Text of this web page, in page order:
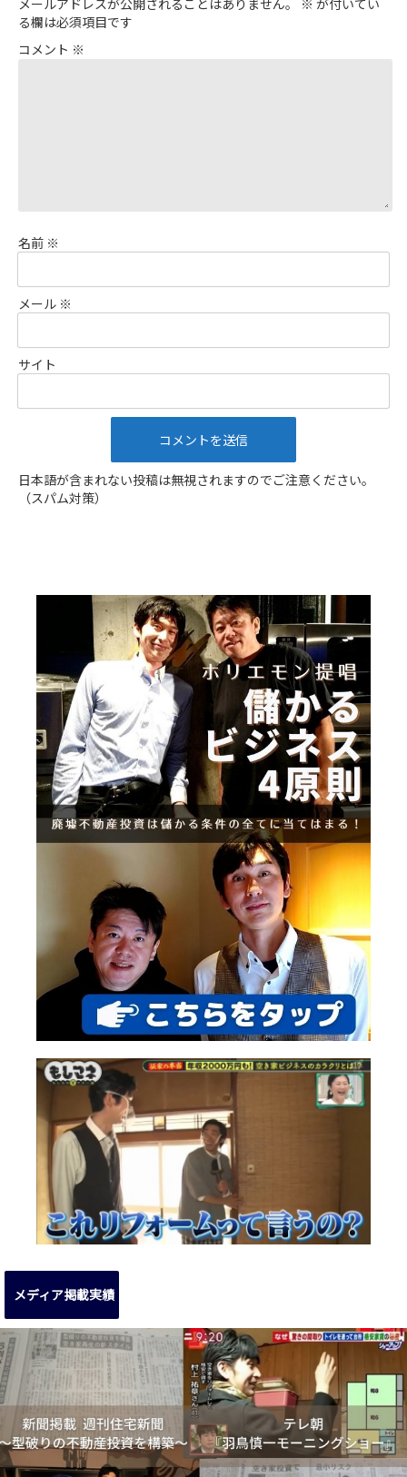
メールアドレスが公開されることはありません。 ※ が付いてい
る欄は必須項目です
コメント ※
名前 ※
メール ※
サイト
日本語が含まれない投稿は無視されますのでご注意ください。
（スパム対策）
メディア掲載実績